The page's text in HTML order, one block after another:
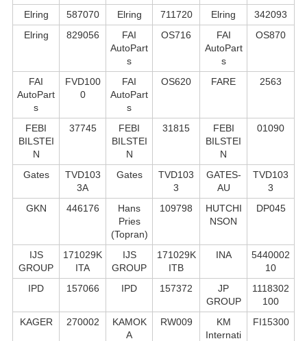
Elring 587070 Elring 711720 Elring
342093
Elring
829056
FAI
AutoPart
s
OS716
FAI
AutoPart
s
OS870
FAI
AutoPart
s
FVD100
0
FAI
AutoPart
s
OS620 FARE 2563
FEBI
BILSTEI
N
37745
FEBI
BILSTEI
N
31815
FEBI
BILSTEI
N
01090
Gates
TVD103
3A
Gates
TVD103
3
GATES-
AU
TVD103
3
GKN
446176
Hans
Pries
(Topran)
109798
HUTCHI
NSON
DP045
IJS
GROUP
171029K
ITA
IJS
GROUP
171029K
ITB
INA
5440002
10
IPD
157066 IPD 157372
JP
GROUP
1118302
100
KAGER
270002
KAMOK
A
RW009
KM
Internati
FI15300